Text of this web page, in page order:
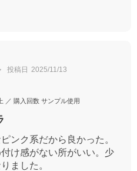
投稿日 2025/11/13
／ 購入回数 サンプル使用
ンク系だから良かった。
け感がない所がいい。少
ました。